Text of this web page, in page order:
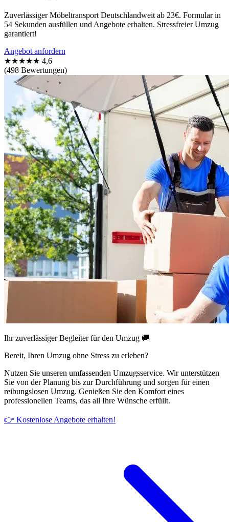
Zuverlässiger Möbeltransport Deutschlandweit ab 23€. Formular in
54 Sekunden ausfüllen und Angebote erhalten. Stressfreier Umzug
garantiert!
Angebot anfordern
★★★★★ 4,6
(498 Bewertungen)
Ihr zuverlässiger Begleiter für den Umzug 🚚
Bereit, Ihren Umzug ohne Stress zu erleben?
Nutzen Sie unseren umfassenden Umzugsservice. Wir unterstützen
Sie von der Planung bis zur Durchführung und sorgen für einen
reibungslosen Umzug. Genießen Sie den Komfort eines
professionellen Teams, das all Ihre Wünsche erfüllt.
👉 Kostenlose Angebote erhalten!